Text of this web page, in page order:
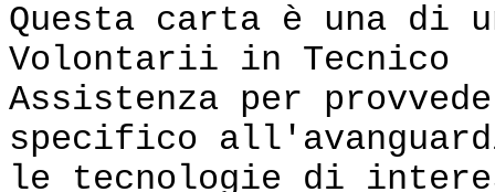
Questa carta è una di
Volontarii in Tecnico
Assistenza per
specifico
le tecnologie di